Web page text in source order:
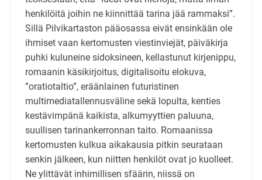
henkilöitä joihin ne kiinnittää tarina jää rammaksi”.
Sillä Pilvikartaston pääosassa eivät ensinkään ole
ihmiset vaan kertomusten viestinviejät, päiväkirja
puhki kuluneine sidoksineen, kellastunut kirjenippu,
romaanin käsikirjoitus, digitalisoitu elokuva,
”oratiotaltio”, eräänlainen futuristinen
multimediatallennusväline sekä lopulta, kenties
kestävimpänä kaikista, alkumyyttien paluuna,
suullisen tarinankerronnan taito. Romaanissa
kertomusten kulkua aikakausia pitkin seurataan
senkin jälkeen, kun niitten henkilöt ovat jo kuolleet.
Ne ylittävät inhimillisen sfäärin, niissä on